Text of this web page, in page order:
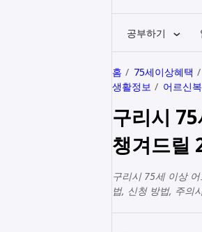
공부하기
홈 75세이상혜택
생활정보
어르신
구리시
챙겨드릴
구리시 75세 이상
법, 신청 방법, 주의